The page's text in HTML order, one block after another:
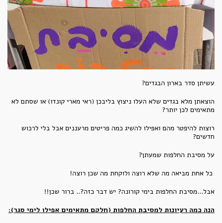
עשיתן סדר בארון הבגדים?
הוצאתן מלא בגדים שלא העלו ניצוץ בליבכן (ראי מארי קונדו) או שסתם לא
מתאימים לכן יותר?
רוצות להיפטר מהם ואפילו להשיג כמה פריטים מרעננים אבל בלי לרכוש
חדשים?
על מסיבת החלפות שמעתן?
כל אחת מביאה מה שלא רוצה ולוקחת מה שכן רוצה!
אבל...מסיבת החלפות בימי קורונה? יש דבר כזה?.. ברור שכן!!
הנה כמה רעיונות למסיבת החלפות (חלקם מתאימים אפילו לימי סגר):